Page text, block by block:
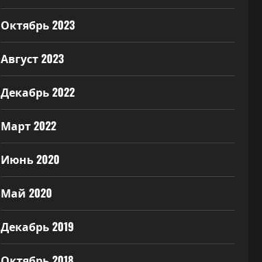
Октябрь 2023
Август 2023
Декабрь 2022
Март 2022
Июнь 2020
Май 2020
Декабрь 2019